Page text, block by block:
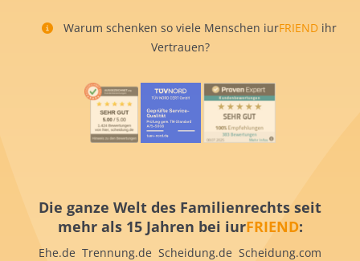
Warum schenken so viele Menschen iurFRIEND ihr
Vertrauen?
Die ganze Welt des Familienrechts seit
mehr als 15 Jahren bei iurFRIEND:
Ehe.de Trennung.de Scheidung.de Scheidung.com